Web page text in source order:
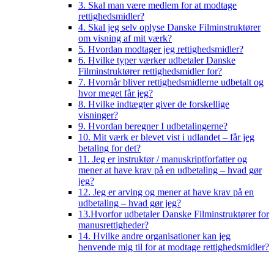
3. Skal man være medlem for at modtage
rettighedsmidler?
4. Skal jeg selv oplyse Danske Filminstruktører
om visning af mit værk?
5. Hvordan modtager jeg rettighedsmidler?
6. Hvilke typer værker udbetaler Danske
Filminstruktører rettighedsmidler for?
7. Hvornår bliver rettighedsmidlerne udbetalt og
hvor meget får jeg?
8. Hvilke indtægter giver de forskellige
visninger?
9. Hvordan beregner I udbetalingerne?
10. Mit værk er blevet vist i udlandet – får jeg
betaling for det?
11. Jeg er instruktør / manuskriptforfatter og
mener at have krav på en udbetaling – hvad gør
jeg?
12. Jeg er arving og mener at have krav på en
udbetaling – hvad gør jeg?
13.Hvorfor udbetaler Danske Filminstruktører for
manusrettigheder?
14. Hvilke andre organisationer kan jeg
henvende mig til for at modtage rettighedsmidler?